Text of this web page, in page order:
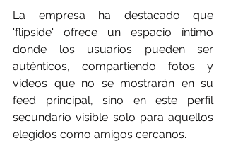
La empresa ha destacado que
'flipside' ofrece un espacio íntimo
donde los usuarios pueden ser
auténticos, compartiendo fotos y
videos que no se mostrarán en su
feed principal, sino en este perfil
secundario visible solo para aquellos
elegidos como amigos cercanos.